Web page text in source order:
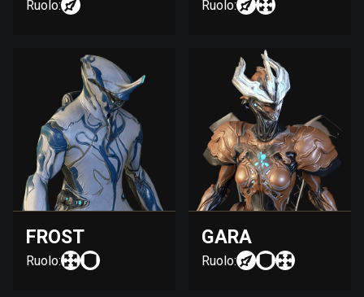
Ruolo: Ruolo:
FROST
Ruolo:
GARA
Ruolo: